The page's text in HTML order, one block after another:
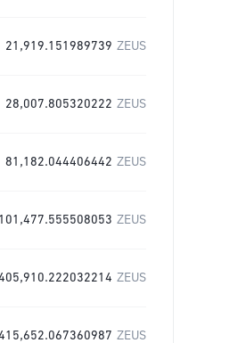
21,919.151989739 ZEUS
28,007.805320222 ZEUS
81,182.044406442 ZEUS
101,477.555508053 ZEUS
ZEUS
ZEUS